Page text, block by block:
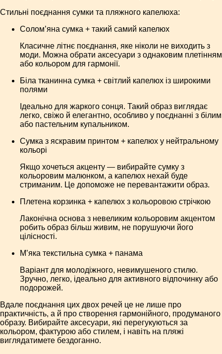
Стильні поєднання сумки та пляжного капелюха:
Солом’яна сумка + такий самий капелюх
Класичне літнє поєднання, яке ніколи не виходить з
моди. Можна обрати аксесуари з однаковим плетінням
або кольором для гармонії.
Біла тканинна сумка + світлий капелюх із широкими
полями
Ідеально для жаркого сонця. Такий образ виглядає
легко, свіжо й елегантно, особливо у поєднанні з білим
або пастельним купальником.
Сумка з яскравим принтом + капелюх у нейтральному
кольорі
Якщо хочеться акценту — вибирайте сумку з
кольоровим малюнком, а капелюх нехай буде
стриманим. Це допоможе не перевантажити образ.
Плетена корзинка + капелюх з кольоровою стрічкою
Лаконічна основа з невеликим кольоровим акцентом
робить образ більш живим, не порушуючи його
цілісності.
М’яка текстильна сумка + панама
Варіант для молодіжного, невимушеного стилю.
Зручно, легко, ідеально для активного відпочинку або
подорожей.
Вдале поєднання цих двох речей це не лише про
практичність, а й про створення гармонійного, продуманого
образу. Вибирайте аксесуари, які перегукуються за
кольором, фактурою або стилем, і навіть на пляжі
виглядатимете бездоганно.